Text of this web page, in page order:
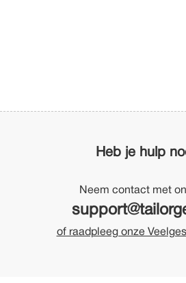
Heb je hulp
Neem contact met
of raadpleeg onze